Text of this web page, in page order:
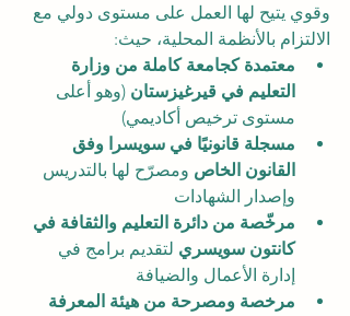
وقوي يتيح لها العمل على مستوى دولي مع
الالتزام بالأنظمة المحلية، حيث:
معتمدة كجامعة كاملة من وزارة
التعليم في قيرغيزستان (وهو أعلى
مستوى ترخيص أكاديمي)
مسجلة قانونيًا في سويسرا وفق
القانون الخاص ومصرّح لها بالتدريس
وإصدار الشهادات
مرخّصة من دائرة التعليم والثقافة في
كانتون سويسري لتقديم برامج في
إدارة الأعمال والضيافة
مرخصة ومصرحة من هيئة المعرفة